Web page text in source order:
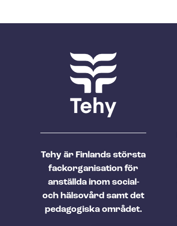
Tehy är Finlands största
fackorganisation för
anställda inom social-
och hälsovård samt det
pedagogiska området.